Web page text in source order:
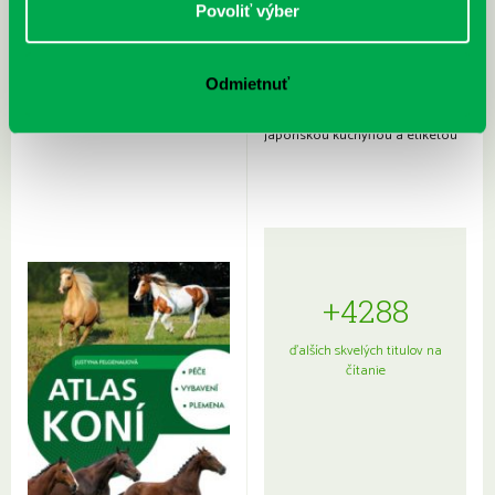
Povoliť výber
Odmietnuť
Rudź, Przemyslaw: Atlas hviezd:
Hardy, Paula: Japonsko na tanieri:
japonskou kuchyňou a etiketou
+4288
ďalších skvelých titulov na
čítanie